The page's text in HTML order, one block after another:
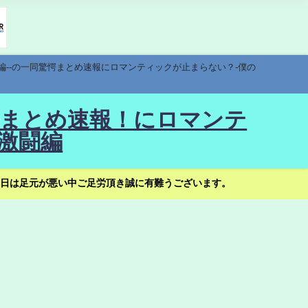
の一同驚愕まとめ速報にロマンティックが止まらない？-僕の
とめ速報！にロマンテ
闘編
足元が悪い中ご足労頂き誠に有難うございます。